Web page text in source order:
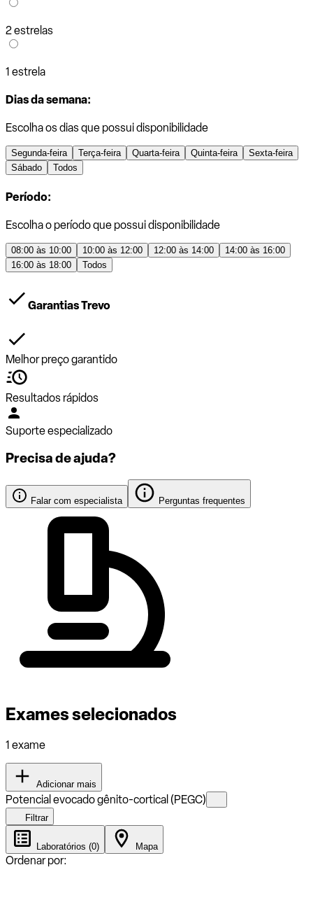
2 estrelas
1 estrela
Dias da semana:
Escolha os dias que possui disponibilidade
Segunda-feira Terça-feira Quarta-feira Quinta-feira
Sexta-feira
Sábado
Todos
Período:
Escolha o período que possui disponibilidade
08:00 às 10:00 10:00 às 12:00 12:00 às 14:00
14:00 às 16:00
16:00 às 18:00
Todos
Garantias Trevo
Melhor preço garantido
Resultados rápidos
Suporte especializado
Precisa de ajuda?
Falar com especialista Perguntas frequentes
Exames selecionados
1 exame
Adicionar mais
Potencial evocado gênito-cortical (PEGC)
Filtrar
Laboratórios (0) Mapa
Ordenar por: